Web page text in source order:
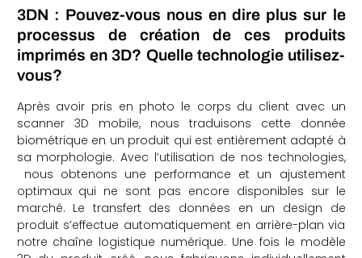
3DN : Pouvez-vous nous en dire plus sur le
processus de création de ces produits
imprimés en 3D? Quelle technologie utilisez-
vous?
Après avoir pris en photo le corps du client avec un
scanner 3D mobile, nous traduisons cette donnée
biométrique en un produit qui est entièrement adapté à
sa morphologie. Avec l’utilisation de nos technologies,
nous obtenons une performance et un ajustement
optimaux qui ne sont pas encore disponibles sur le
marché. Le transfert des données en un design de
produit s’effectue automatiquement en arrière-plan via
notre chaîne logistique numérique. Une fois le modèle